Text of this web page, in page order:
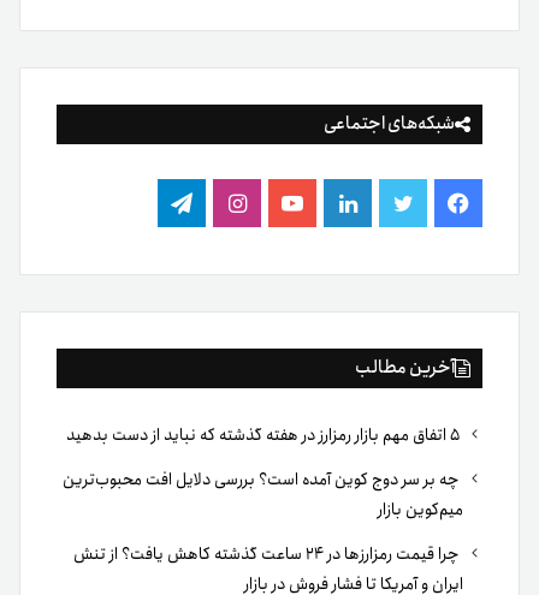
شبکه‌های اجتماعی
فیس
بوک
توییتر لینکدینیوتیوباینستاگرام
تلگرام
آخرین مطالب
چه بر سر دوج کوین آمده است؟ بررسی دلایل افت محبوب‌ترین
میم‌کوین بازار
چرا قیمت رمزارزها در ۲۴ ساعت گذشته کاهش یافت؟ از تنش
ایران و آمریکا تا فشار فروش در بازار